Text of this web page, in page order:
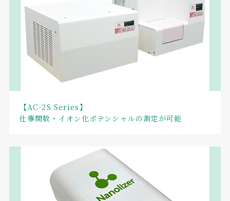
【AC-2S Series】
仕事関数・イオン化ポテンシャルの測定が可能